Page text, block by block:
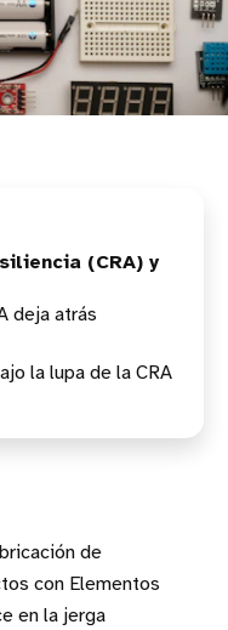
(CRA) y
deja atrás
en seguridad
salvoconducto (ni
se vuelven
la lupa de la CRA
obligación
de
con Elementos
en la jerga